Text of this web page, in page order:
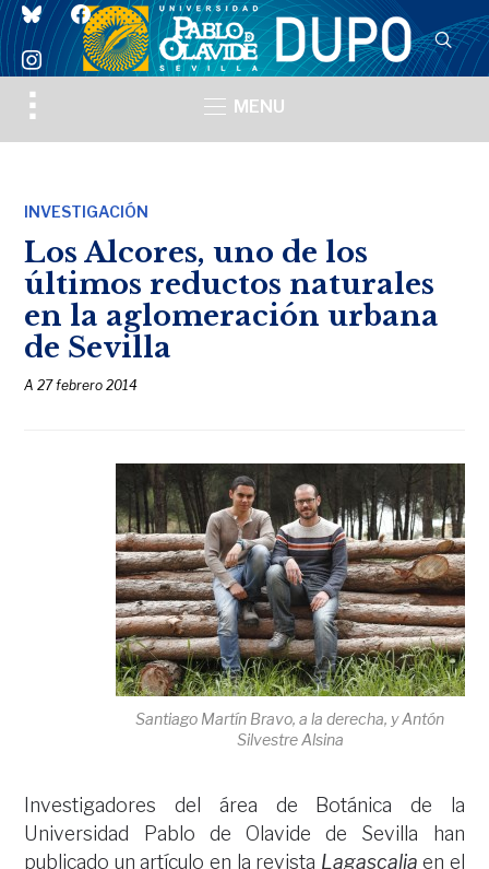
blueskyfacebook
instagram
Toggle
sidebar
MENU
INVESTIGACIÓN
Los Alcores, uno de los
últimos reductos naturales
en la aglomeración urbana
de Sevilla
A27 febrero 2014
Santiago Martín Bravo, a la derecha, y Antón
Silvestre Alsina
Investigadores del área de Botánica de la
Universidad Pablo de Olavide de Sevilla han
publicado un artículo en la revista Lagascalia en el